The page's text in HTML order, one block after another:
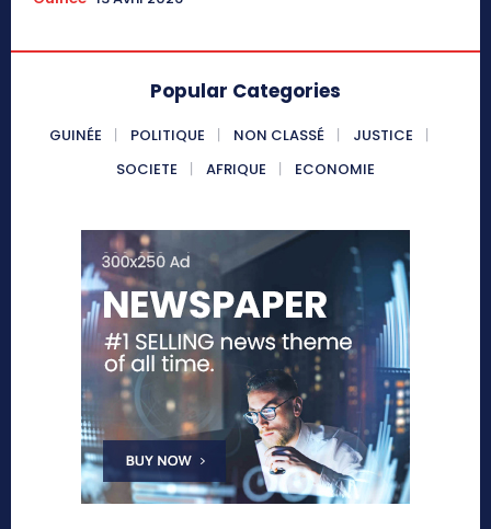
Popular Categories
GUINÉE POLITIQUE NON CLASSÉ
JUSTICE
SOCIETE
AFRIQUE ECONOMIE